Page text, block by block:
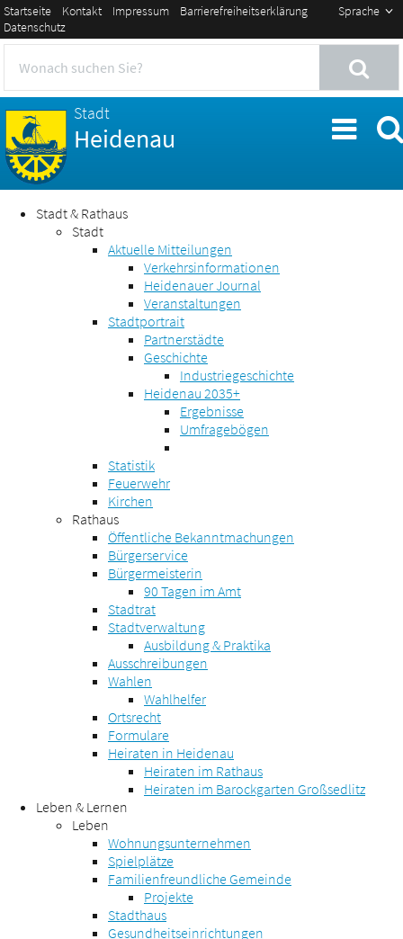
Sprache
Startseite Kontakt Impressum
Barrierefreiheitserklärung
Datenschutz
Stadt
Heidenau
Stadt & Rathaus
Stadt
Aktuelle Mitteilungen
Verkehrsinformationen
Heidenauer Journal
Veranstaltungen
Stadtportrait
Partnerstädte
Geschichte
Industriegeschichte
Heidenau 2035+
Ergebnisse
Umfragebögen
Statistik
Feuerwehr
Kirchen
Rathaus
Öffentliche Bekanntmachungen
Bürgerservice
Bürgermeisterin
90 Tagen im Amt
Stadtrat
Stadtverwaltung
Ausbildung & Praktika
Ausschreibungen
Wahlen
Wahlhelfer
Ortsrecht
Formulare
Heiraten in Heidenau
Heiraten im Rathaus
Heiraten im Barockgarten Großsedlitz
Leben & Lernen
Leben
Wohnungsunternehmen
Spielplätze
Familienfreundliche Gemeinde
Projekte
Stadthaus
Gesundheitseinrichtungen